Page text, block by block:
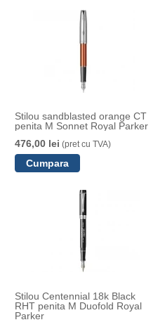
Stilou sandblasted orange CT
penita M Sonnet Royal Parker
476,00 lei (pret cu TVA)
Stilou Centennial 18k Black
RHT penita M Duofold Royal
Parker